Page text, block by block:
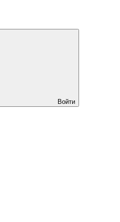
Войти